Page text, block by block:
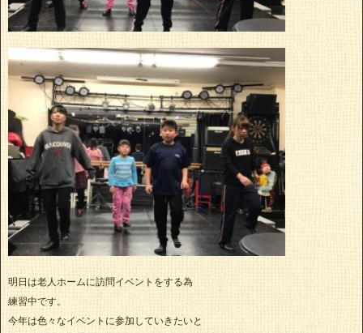
明日は老人ホームに訪問イベントをする為
練習中です。
今年は色々なイベントに参加していきたいと